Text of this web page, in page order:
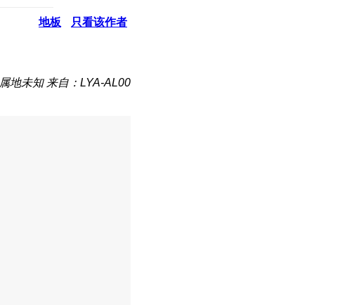
地板 只看该作者
属地未知 来自：LYA-AL00